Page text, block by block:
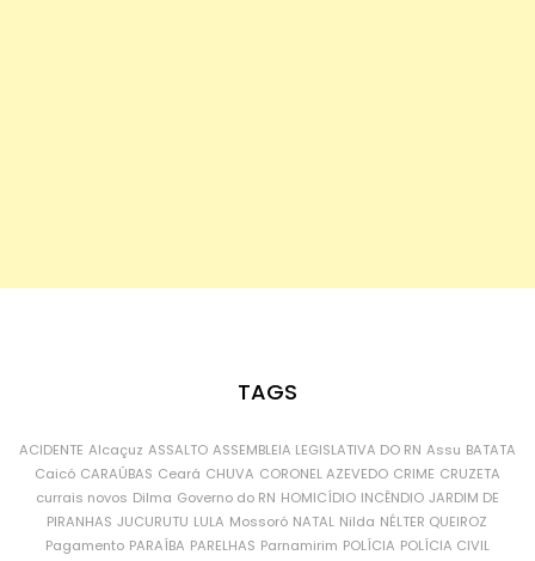
TAGS
ACIDENTE Alcaçuz ASSALTO ASSEMBLEIA LEGISLATIVA DO RN Assu BATATA
Caicó CARAÚBAS Ceará CHUVA CORONEL AZEVEDO CRIME CRUZETA
currais novos Dilma Governo do RN HOMICÍDIO INCÊNDIO JARDIM DE
PIRANHAS JUCURUTU LULA Mossoró NATAL Nilda NÉLTER QUEIROZ
Pagamento PARAÍBA PARELHAS Parnamirim POLÍCIA POLÍCIA CIVIL